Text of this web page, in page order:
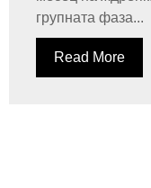
групната фаза...
Read More